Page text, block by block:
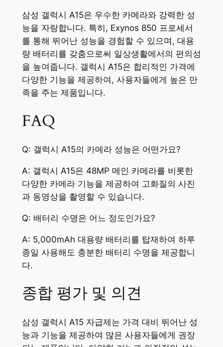
삼성 갤럭시 A15은 우수한 카메라와 강력한 성
능을 자랑합니다. 특히, Exynos 850 프로세서
를 통해 뛰어난 성능을 경험할 수 있으며, 대용
량 배터리를 갖춤으로써 일상생활에서의 편의성
을 높여줍니다. 갤럭시 A15은 합리적인 가격에
다양한 기능을 제공하여, 사용자들에게 높은 만
족을 주는 제품입니다.
FAQ
Q: 갤럭시 A15의 카메라 성능은 어떤가요?
A: 갤럭시 A15은 48MP 메인 카메라를 비롯한
다양한 카메라 기능을 제공하여 고화질의 사진
과 동영상을 촬영할 수 있습니다.
Q: 배터리 수명은 어느 정도인가요?
A: 5,000mAh 대용량 배터리를 탑재하여 하루
종일 사용해도 충분한 배터리 수명을 제공합니
다.
종합 평가 및 의견
삼성 갤럭시 A15 자급제는 가격 대비 뛰어난 성
능과 기능을 제공하여 많은 사용자들에게 권장